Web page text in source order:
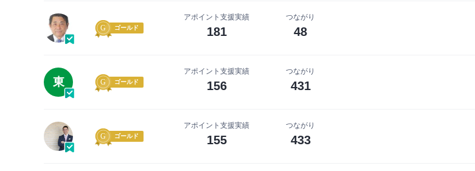
ゴールド
アポイント支援実績
181
つながり
48
東 ゴールド
アポイント支援実績
156
つながり
431
ゴールド
アポイント支援実績
155
つながり
433